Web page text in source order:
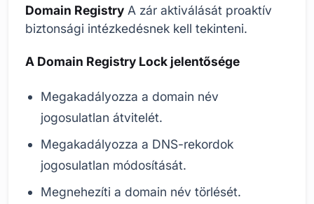
Domain Registry A zár aktiválását proaktív
biztonsági intézkedésnek kell tekinteni.
A Domain Registry Lock jelentősége
Megakadályozza a domain név
jogosulatlan átvitelét.
Megakadályozza a DNS-rekordok
jogosulatlan módosítását.
Megnehezíti a domain név törlését.